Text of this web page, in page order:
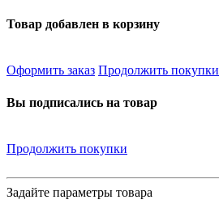
Товар добавлен в корзину
Оформить заказ Продолжить покупки
Вы подписались на товар
Продолжить покупки
Задайте параметры товара